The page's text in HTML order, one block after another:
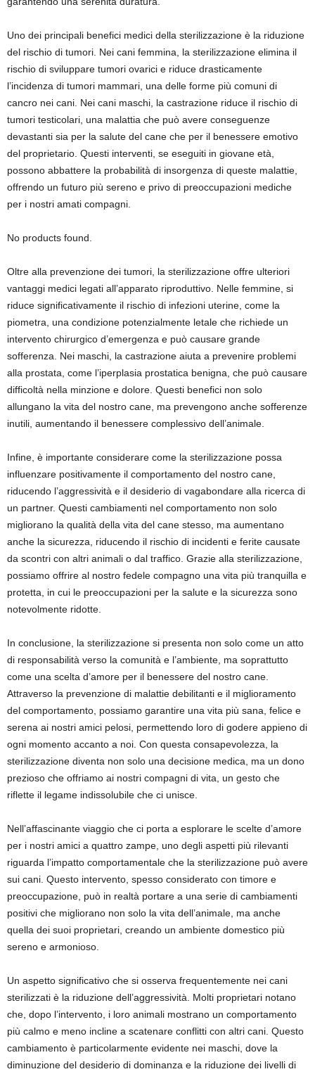
Uno dei principali benefici medici della sterilizzazione è la riduzione
del rischio di tumori. Nei cani femmina, la sterilizzazione elimina il
rischio di sviluppare tumori ovarici e riduce drasticamente
l’incidenza di tumori mammari, una delle forme più comuni di
cancro nei cani. Nei cani maschi, la castrazione riduce il rischio di
tumori testicolari, una malattia che può avere conseguenze
devastanti sia per la salute del cane che per il benessere emotivo
del proprietario. Questi interventi, se eseguiti in giovane età,
possono abbattere la probabilità di insorgenza di queste malattie,
offrendo un futuro più sereno e privo di preoccupazioni mediche
per i nostri amati compagni.
No products found.
Oltre alla prevenzione dei tumori, la sterilizzazione offre ulteriori
vantaggi medici legati all’apparato riproduttivo. Nelle femmine, si
riduce significativamente il rischio di infezioni uterine, come la
piometra, una condizione potenzialmente letale che richiede un
intervento chirurgico d’emergenza e può causare grande
sofferenza. Nei maschi, la castrazione aiuta a prevenire problemi
alla prostata, come l’iperplasia prostatica benigna, che può causare
difficoltà nella minzione e dolore. Questi benefici non solo
allungano la vita del nostro cane, ma prevengono anche sofferenze
inutili, aumentando il benessere complessivo dell’animale.
Infine, è importante considerare come la sterilizzazione possa
influenzare positivamente il comportamento del nostro cane,
riducendo l’aggressività e il desiderio di vagabondare alla ricerca di
un partner. Questi cambiamenti nel comportamento non solo
migliorano la qualità della vita del cane stesso, ma aumentano
anche la sicurezza, riducendo il rischio di incidenti e ferite causate
da scontri con altri animali o dal traffico. Grazie alla sterilizzazione,
possiamo offrire al nostro fedele compagno una vita più tranquilla e
protetta, in cui le preoccupazioni per la salute e la sicurezza sono
notevolmente ridotte.
In conclusione, la sterilizzazione si presenta non solo come un atto
di responsabilità verso la comunità e l’ambiente, ma soprattutto
come una scelta d’amore per il benessere del nostro cane.
Attraverso la prevenzione di malattie debilitanti e il miglioramento
del comportamento, possiamo garantire una vita più sana, felice e
serena ai nostri amici pelosi, permettendo loro di godere appieno di
ogni momento accanto a noi. Con questa consapevolezza, la
sterilizzazione diventa non solo una decisione medica, ma un dono
prezioso che offriamo ai nostri compagni di vita, un gesto che
riflette il legame indissolubile che ci unisce.
Nell’affascinante viaggio che ci porta a esplorare le scelte d’amore
per i nostri amici a quattro zampe, uno degli aspetti più rilevanti
riguarda l’impatto comportamentale che la sterilizzazione può avere
sui cani. Questo intervento, spesso considerato con timore e
preoccupazione, può in realtà portare a una serie di cambiamenti
positivi che migliorano non solo la vita dell’animale, ma anche
quella dei suoi proprietari, creando un ambiente domestico più
sereno e armonioso.
Un aspetto significativo che si osserva frequentemente nei cani
sterilizzati è la riduzione dell’aggressività. Molti proprietari notano
che, dopo l’intervento, i loro animali mostrano un comportamento
più calmo e meno incline a scatenare conflitti con altri cani. Questo
cambiamento è particolarmente evidente nei maschi, dove la
diminuzione del desiderio di dominanza e la riduzione dei livelli di